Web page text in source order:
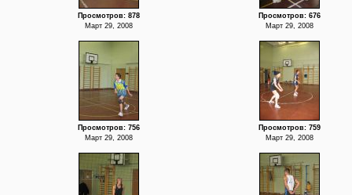
Просмотров: 878
Март 29, 2008
Просмотров: 676
Март 29, 2008
Просмотров: 756
Март 29, 2008
Просмотров: 759
Март 29, 2008